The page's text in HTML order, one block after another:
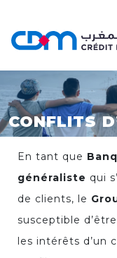
CONFLITS
En tant que
généraliste qui
de clients, le
susceptible
les intérêts d’un